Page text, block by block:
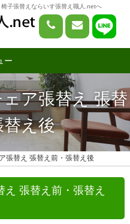
子張替えならいす張替え職人.netへ
ー
ア張替え 張替
え後
張替え 張替え前・張替え後
え 張替え前・張替え